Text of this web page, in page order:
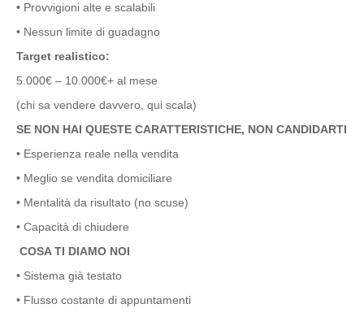
• Provvigioni alte e scalabili
• Nessun limite di guadagno
Target realistico:
5.000€ – 10.000€+ al mese
(chi sa vendere davvero, qui scala)
SE NON HAI QUESTE CARATTERISTICHE, NON CANDIDARTI
• Esperienza reale nella vendita
• Meglio se vendita domiciliare
• Mentalità da risultato (no scuse)
• Capacità di chiudere
COSA TI DIAMO NOI
• Sistema già testato
• Flusso costante di appuntamenti